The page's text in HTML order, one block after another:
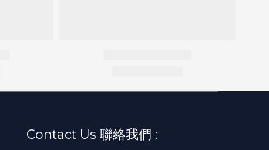
Contact Us 聯絡我們 :